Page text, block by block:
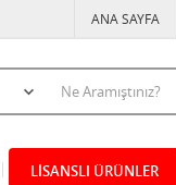
ANA SAYFA
LİSANSLI ÜRÜNLER